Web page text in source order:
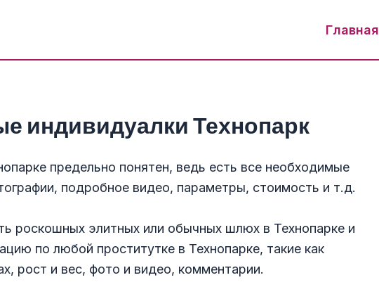
Главная
индивидуалки Технопарк
предельно понятен, ведь есть все необходимые
подробное видео, параметры, стоимость и т.д.
роскошных элитных или обычных шлюх в Технопарке и
по любой проститутке в Технопарке, такие как
рост и вес, фото и видео, комментарии.